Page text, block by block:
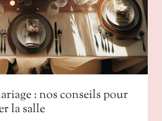
: nos conseils pour
la salle